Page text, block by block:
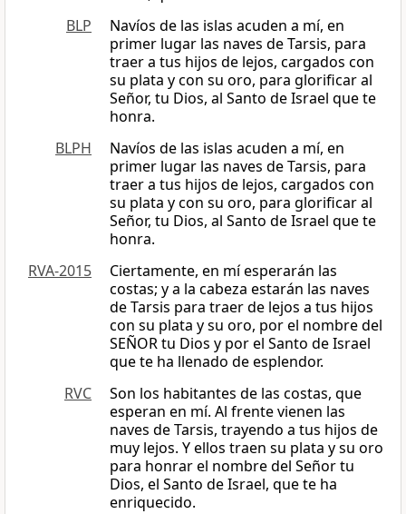
BLP
Navíos de las islas acuden a mí, en
primer lugar las naves de Tarsis, para
traer a tus hijos de lejos, cargados con
su plata y con su oro, para glorificar al
Señor, tu Dios, al Santo de Israel que te
honra.
BLPH
Navíos de las islas acuden a mí, en
primer lugar las naves de Tarsis, para
traer a tus hijos de lejos, cargados con
su plata y con su oro, para glorificar al
Señor, tu Dios, al Santo de Israel que te
honra.
RVA-2015
Ciertamente, en mí esperarán las
costas; y a la cabeza estarán las naves
de Tarsis para traer de lejos a tus hijos
con su plata y su oro, por el nombre del
SEÑOR tu Dios y por el Santo de Israel
que te ha llenado de esplendor.
RVC
Son los habitantes de las costas, que
esperan en mí. Al frente vienen las
naves de Tarsis, trayendo a tus hijos de
muy lejos. Y ellos traen su plata y su oro
para honrar el nombre del Señor tu
Dios, el Santo de Israel, que te ha
enriquecido.